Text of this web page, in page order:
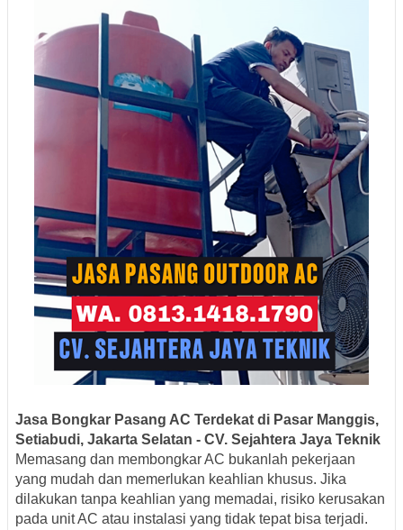
Jasa Bongkar Pasang AC Terdekat di Pasar Manggis,
Setiabudi, Jakarta Selatan - CV. Sejahtera Jaya Teknik
Memasang dan membongkar AC bukanlah pekerjaan
yang mudah dan memerlukan keahlian khusus. Jika
dilakukan tanpa keahlian yang memadai, risiko kerusakan
pada unit AC atau instalasi yang tidak tepat bisa terjadi.